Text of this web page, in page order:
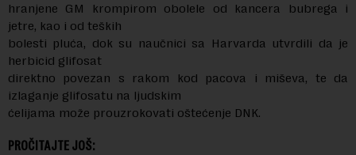
hranjene GM krompirom obolele od kancera bubrega i
jetre, kao i od teških
bolesti pluća, dok su naučnici sa Harvarda utvrdili da je
herbicid glifosat
direktno povezan s rakom kod pacova i miševa, te da
izlaganje glifosatu na ljudskim
ćelijama može prouzrokovati oštećenje DNK.
PROČITAJTE JOŠ: